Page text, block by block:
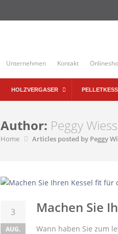
Unternehmen Kontakt
HOLZVERGASER
Author: Peggy
Home Articles posted by Peggy
3
AUG.
Machen Sie
Wann haben Sie zum